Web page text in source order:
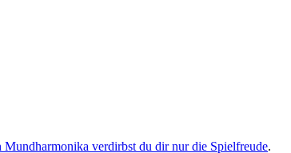
verdirbst du dir nur die Spielfreude.